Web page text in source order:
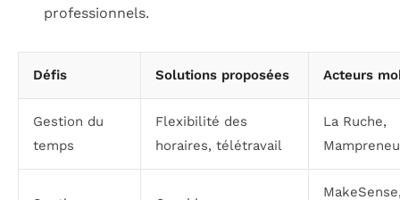
professionnels.
Défis Solutions proposées Acteurs
Gestion du
temps
Flexibilité des
horaires, télétravail
La Ruche,